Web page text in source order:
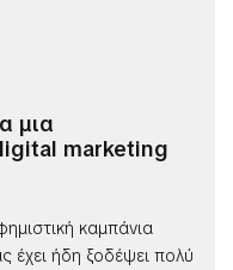
μια
marketing
καμπάνια
ήδη ξοδέψει πολύ